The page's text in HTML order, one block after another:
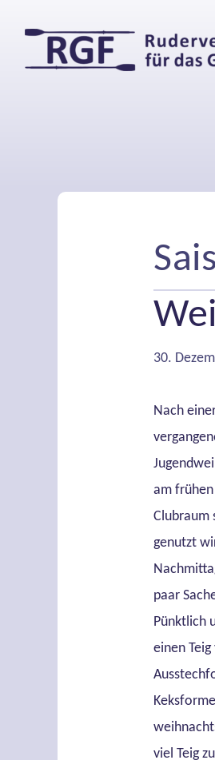
30.
Nach
am frühen
Clubraum
genutzt
paar
Pünktlich
einen
viel Teig